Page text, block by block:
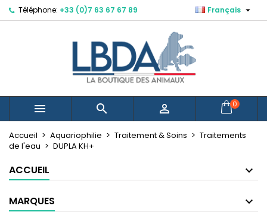
Téléphone: +33 (0)7 63 67 67 89 Français 
   0
Accueil Aquariophilie Traitement & Soins
Traitements
de l'eau
DUPLA KH+
ACCUEIL
MARQUES
Mes listes d'envies ×
Créer une nouvelle liste
Créer une liste d'envies ×
Nom de la liste d'envies
Annuler Créer une liste d'envies
Connexion ×
Vous devez être connecté pour ajouter des produits
à votre liste d'envies.
Annuler Connexion